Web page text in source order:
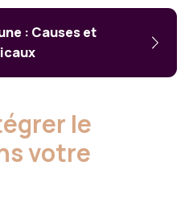
: Causes et
le
votre